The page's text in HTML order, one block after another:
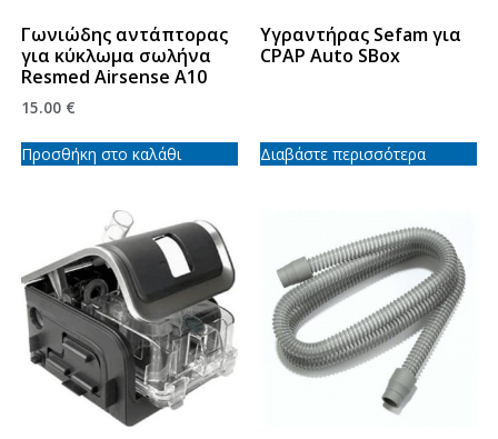
Γωνιώδης αντάπτορας
για κύκλωμα σωλήνα
Resmed Airsense A10
15.00 €
Προσθήκη στο καλάθι
Υγραντήρας Sefam για
CPAP Auto SBox
Διαβάστε περισσότερα